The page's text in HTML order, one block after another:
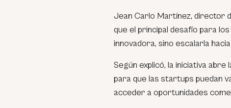
Jean Carlo Martínez, director
que el principal desafío para
innovadora, sino escalarla
Según explicó, la iniciativa
para que las startups puedan
acceder a oportunidades